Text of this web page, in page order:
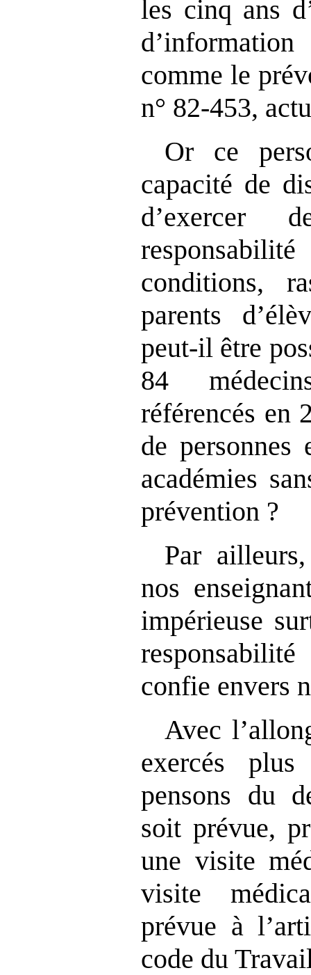
les cinq ans
comme le
n° 82‑453,
Or ce
capacité de
d’exercer
conditions,
parents
peut‑il être
84
référencés en
de
académies
prévention ?
Par
nos
impérieuse
confie envers
Avec
exercés plus
pensons du
soit prévue,
une visite
visite
prévue à
code du